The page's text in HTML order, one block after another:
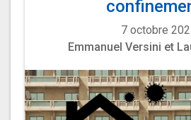
7 octobre
Emmanuel Versini et